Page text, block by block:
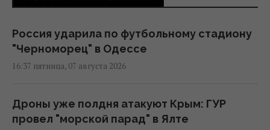
Россия ударила по футбольному стадиону
"Черноморец" в Одессе
16:37 пятница, 07 августа 2026
Дроны уже полдня атакуют Крым: ГУР
провел "морской парад" в Ялте